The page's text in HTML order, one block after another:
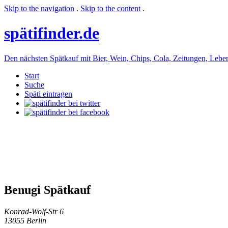
Skip to the navigation . Skip to the content .
spätifinder.de
Den nächsten Spätkauf mit Bier, Wein, Chips, Cola, Zeitungen,
Start
Suche
Späti eintragen
Benugi Spätkauf
Konrad-Wolf-Str 6
13055 Berlin